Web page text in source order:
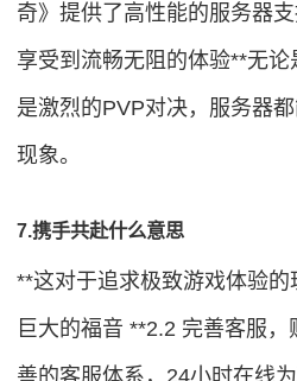
奇》提供了高性能的服务器
享受到流畅无阻的体验**无
是激烈的PVP对决，服务器
现象。
7.携手共赴什么意思
**这对于追求极致游戏体验
巨大的福音 **2.2 完善客服
善的客服体系，24小时在线